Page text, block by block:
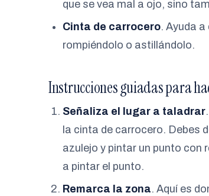
que se vea mal a ojo, sino
Cinta de carrocero. Ayuda
rompiéndolo o astillándolo.
Instrucciones guiadas para
Señaliza el lugar a taladrar
la cinta de carrocero. Debes
azulejo y pintar un punto con
a pintar el punto.
Remarca la zona. Aquí es